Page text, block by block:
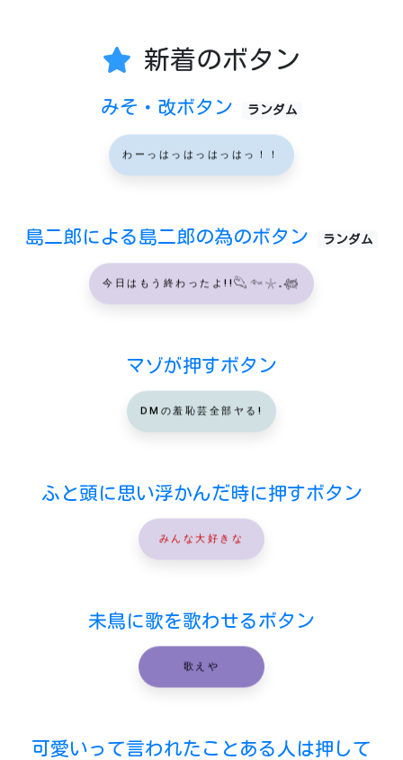
新着のボタン
みそ・改ボタン ランダム
わーっはっはっはっはっ！！
島二郎による島二郎の為のボタン ランダム
今日はもう終わったよ!!𓆡𓆜𓇼𓈒𓆉
マゾが押すボタン
DMの羞恥芸全部ヤる!
ふと頭に思い浮かんだ時に押すボタン
みんな大好きな
未鳥に歌を歌わせるボタン
歌えや
可愛いって言われたことある人は押して